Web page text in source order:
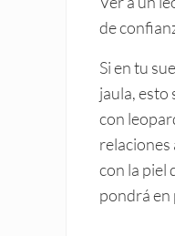
de
Si en tu
jaula, esto
con
relaciones
con la piel
pondrá en